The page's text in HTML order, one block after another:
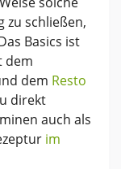
zu schließen,
Basics ist
dem
dem Resto
direkt
auch als
im